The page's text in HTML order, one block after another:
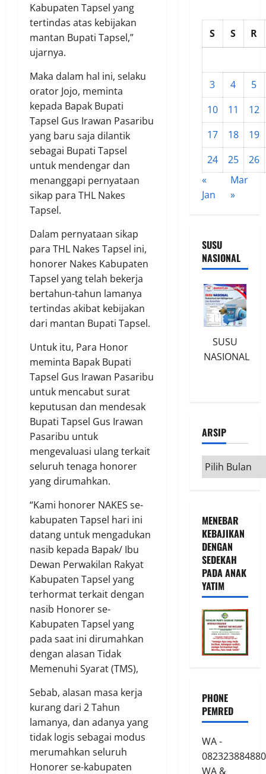
Kabupaten Tapsel yang
tertindas atas kebijakan
mantan Bupati Tapsel,”
ujarnya.
Maka dalam hal ini, selaku
orator Jojo, meminta
kepada Bapak Bupati
Tapsel Gus Irawan Pasaribu
yang baru saja dilantik
sebagai Bupati Tapsel
untuk mendengar dan
menanggapi pernyataan
sikap para THL Nakes
Tapsel.
Dalam pernyataan sikap
para THL Nakes Tapsel ini,
honorer Nakes Kabupaten
Tapsel yang telah bekerja
bertahun-tahun lamanya
tertindas akibat kebijakan
dari mantan Bupati Tapsel.
Untuk itu, Para Honor
meminta Bapak Bupati
Tapsel Gus Irawan Pasaribu
untuk mencabut surat
keputusan dan mendesak
Bupati Tapsel Gus Irawan
Pasaribu untuk
mengevaluasi ulang terkait
seluruh tenaga honorer
yang dirumahkan.
“Kami honorer NAKES se-
kabupaten Tapsel hari ini
datang untuk mengadukan
nasib kepada Bapak/ Ibu
Dewan Perwakilan Rakyat
Kabupaten Tapsel yang
terhormat terkait dengan
nasib Honorer se-
Kabupaten Tapsel yang
pada saat ini dirumahkan
dengan alasan Tidak
Memenuhi Syarat (TMS),
Sebab, alasan masa kerja
kurang dari 2 Tahun
lamanya, dan adanya yang
tidak logis sebagai modus
merumahkan seluruh
Honorer se-kabupaten
S S R
3 4
5
10
11
12
17
18
19
24
25
26
«
Jan
Mar
»
SUSU
NASIONAL
SUSU
NASIONAL
ARSIP
Arsip
MENEBAR
KEBAJIKAN
DENGAN
SEDEKAH
PADA ANAK
YATIM
PHONE
PEMRED
WA -
082323884880
WA &